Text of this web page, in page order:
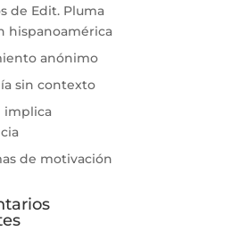
de Edit. Pluma
hispanoamérica
anónimo
sin contexto
implica
de motivación